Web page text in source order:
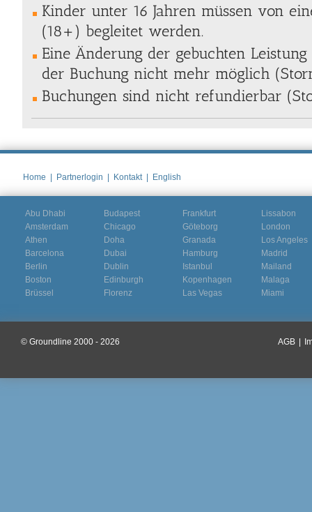
Kinder unter 16 Jahren müssen von
(18+) begleitet werden.
Eine Änderung der gebuchten
der Buchung nicht mehr möglich
Buchungen sind nicht refundierbar
Home | Partnerlogin | Kontakt | English
Abu Dhabi
Amsterdam
Athen
Barcelona
Berlin
Boston
Brüssel
Budapest
Chicago
Doha
Dubai
Dublin
Edinburgh
Florenz
Frankfurt
Göteborg
Granada
Hamburg
Istanbul
Kopenhagen
Las Vegas
Lissabon
London
Los Angeles
Madrid
Mailand
Malaga
Miami
© Groundline 2000 - 2026 AGB |